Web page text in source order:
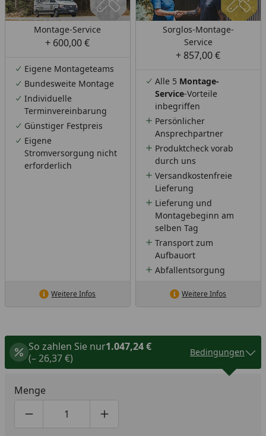
Montage-Service
+ 600,00 €
Eigene Montageteams
Bundesweite Montage
Individuelle
Terminvereinbarung
Günstiger Festpreis
Eigene
Stromversorgung nicht
erforderlich
Weitere Infos
Sorglos-Montage-
Service
+ 857,00 €
Alle 5 Montage-
Service-Vorteile
inbegriffen
Persönlicher
Ansprechpartner
Produktcheck vorab
durch uns
Versandkostenfreie
Lieferung
Lieferung und
Montagebeginn am
selben Tag
Transport zum
Aufbauort
Abfallentsorgung
Weitere Infos
So zahlen Sie nur1.047,24 €
(– 26,37 €)
Bedingungen
Menge
Produktmenge um eins verringern
Produktmenge manuell eingeben
Produktmenge um eins erhöhen